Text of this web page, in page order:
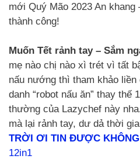
mới Quý Mão 2023 An
thành công!
Muốn Tết rảnh tay – Sắm
mẹ nào chị nào xì trét vì tất
nấu nướng thì tham khảo liền
danh “robot nấu ăn” thay thế
thường của Lazychef này
mà lại rảnh tay, dư dả thời
TRỜI ƠI TIN ĐƯỢC KHÔNG
12in1